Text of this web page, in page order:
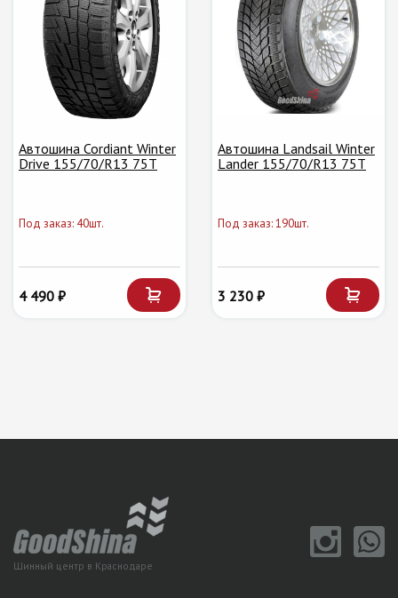
Автошина Cordiant Winter
Drive 155/70/R13 75T
Под заказ: 40шт.
4 490 ₽
Автошина Landsail Winter
Lander 155/70/R13 75T
Под заказ: 190шт.
3 230 ₽
Шинный центр в Краснодаре